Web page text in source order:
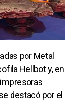
por Metal
Hellbot y, en
destacó por el